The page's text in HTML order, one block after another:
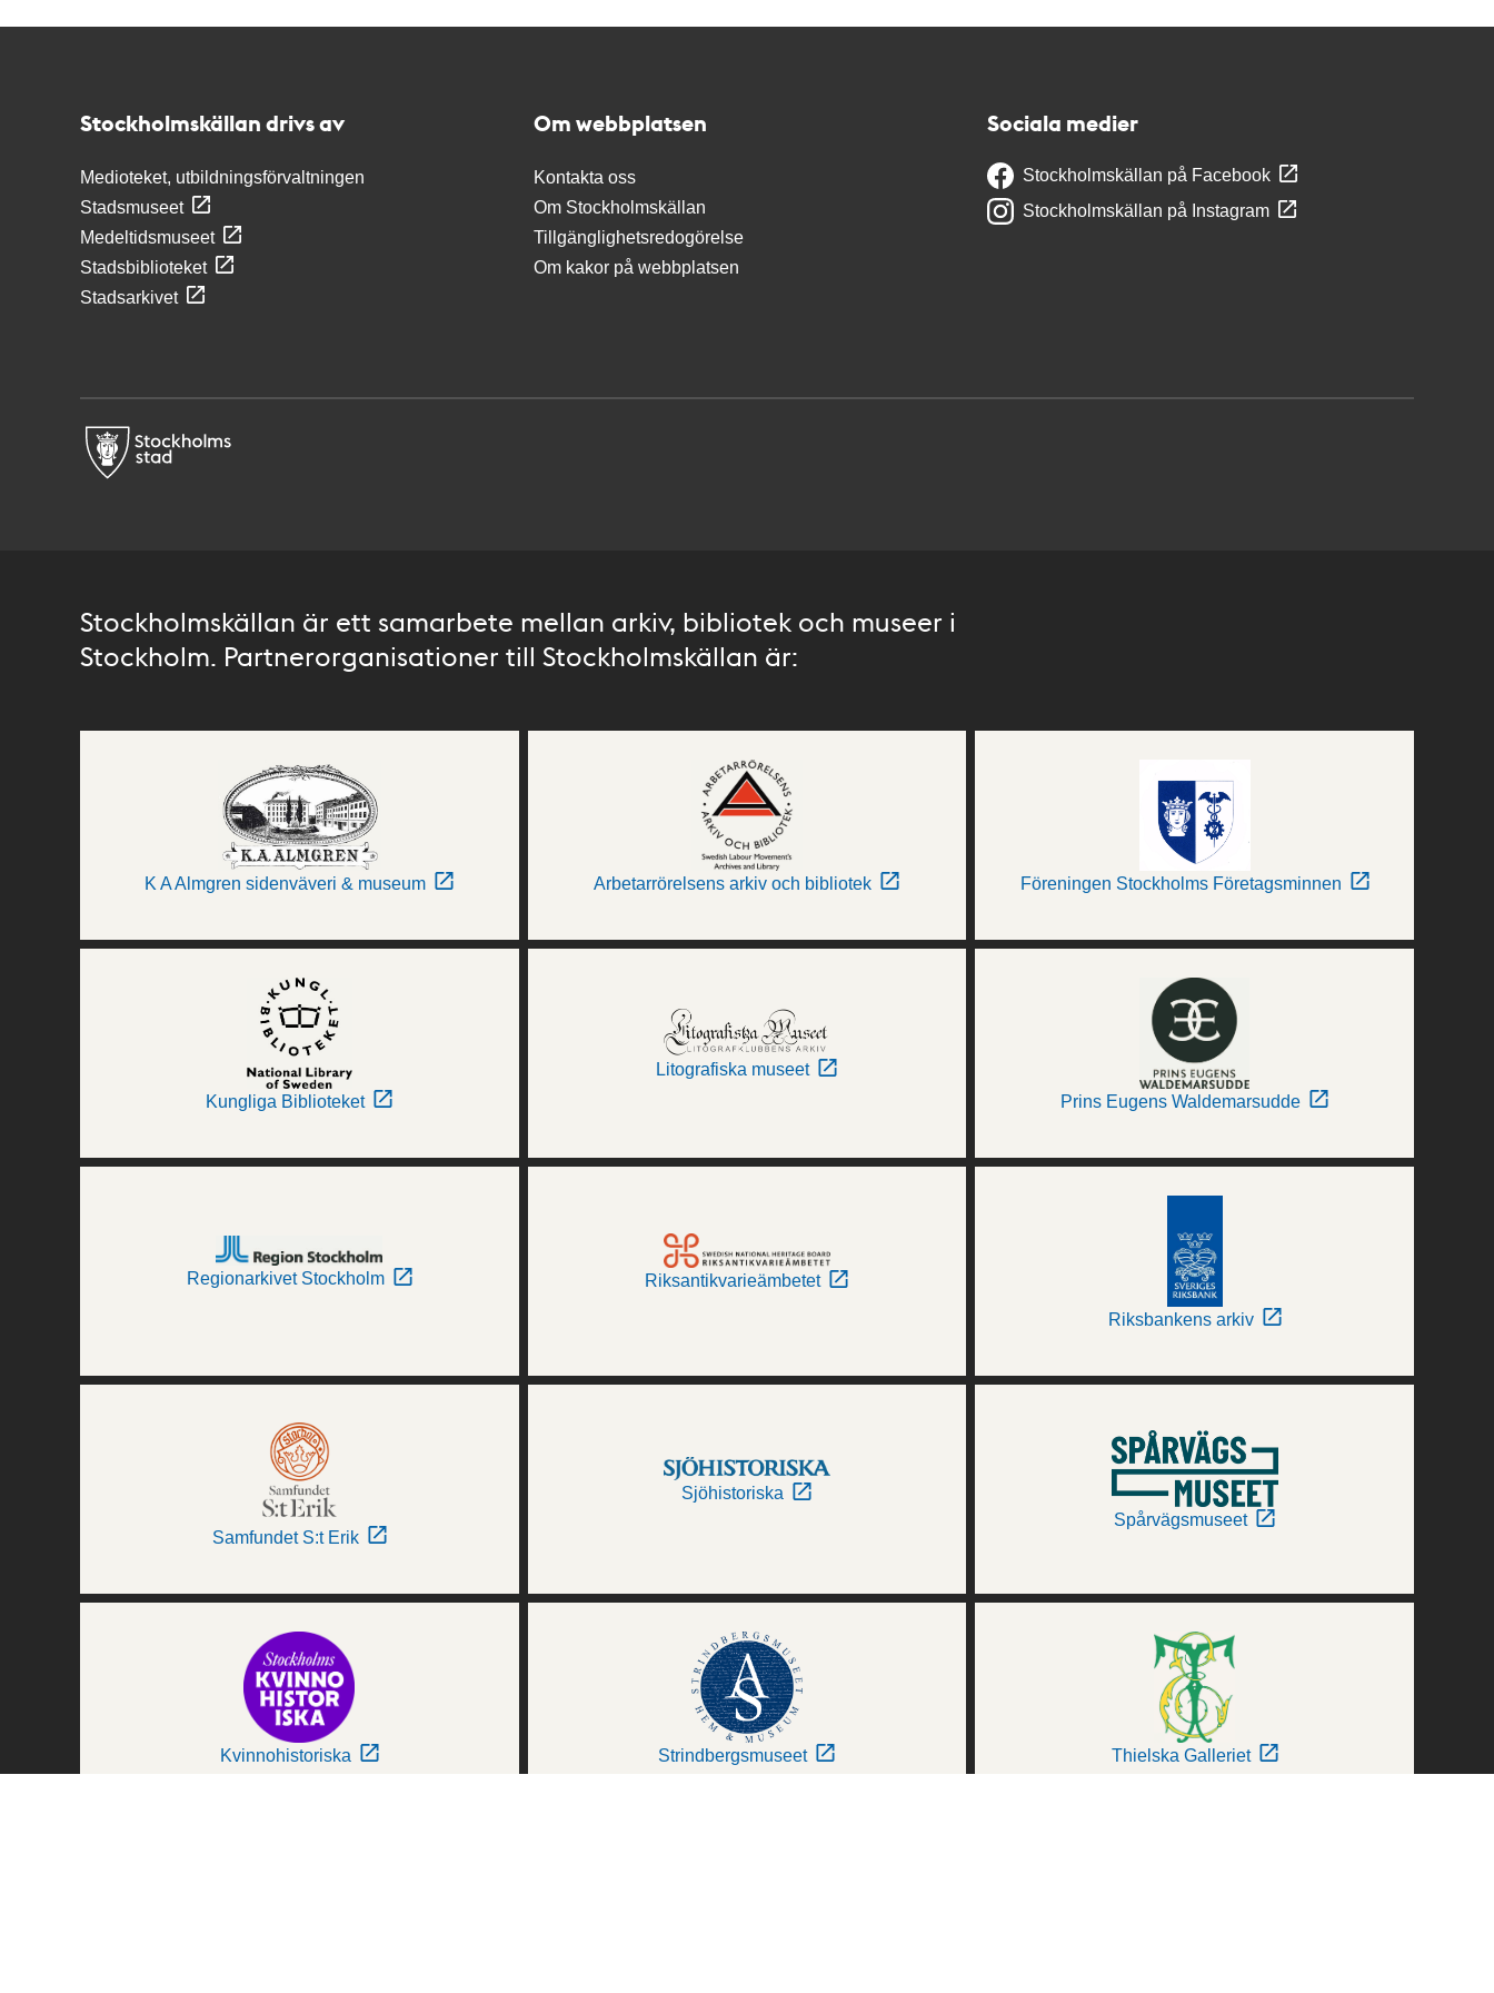
Stockholmskällan drivs av
Medioteket, utbildningsförvaltningen
Stadsmuseet
Medeltidsmuseet
Stadsbiblioteket
Stadsarkivet
Om webbplatsen
Kontakta oss
Om Stockholmskällan
Tillgänglighetsredogörelse
Om kakor på webbplatsen
Sociala medier
Stockholmskällan på Facebook
Stockholmskällan på Instagram
Stockholmskällan är ett samarbete mellan arkiv, bibliotek och museer i
Stockholm. Partnerorganisationer till Stockholmskällan är:
K A Almgren sidenväveri & museum Arbetarrörelsens arkiv och bibliotek Föreningen Stockholms Företagsminnen
Kungliga Biblioteket
Litografiska museet
Prins Eugens Waldemarsudde
Regionarkivet Stockholm Riksantikvarieämbetet
Riksbankens arkiv
Samfundet S:t Erik
Sjöhistoriska
Spårvägsmuseet
Kvinnohistoriska Strindbergsmuseet Thielska Galleriet